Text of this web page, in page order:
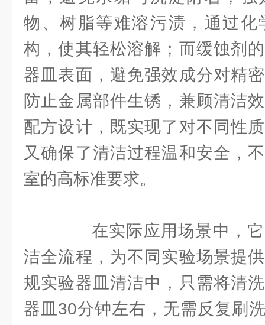
物、树脂等难溶污渍，通过化
构，使其轻松溶解；而缓蚀剂
器皿表面，避免强效成分对精
防止金属部件生锈，兼顾清洁
配方设计，既实现了对不同性
又确保了清洁过程温和安全，
室的高标准要求。
在实际应用场景中，它
洁全流程，为不同实验场景提
规实验器皿清洁中，只需将清
器皿30分钟左右，无需反复刷